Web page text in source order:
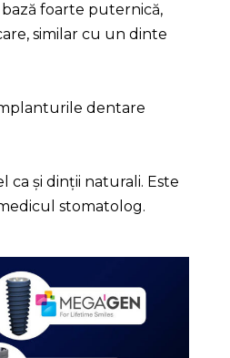
foarte puternică,
similar cu un dinte
dentare
și dinții naturali. Este
stomatolog.